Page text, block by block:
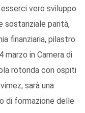
vero sviluppo
sostanziale parità,
finanziaria, pilastro
marzo in Camera di
rotonda con ospiti
sarà una
di formazione delle